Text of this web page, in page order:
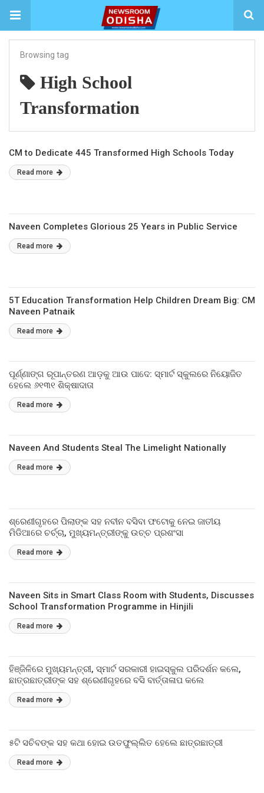
Browsing tag
High School
Transformation
CM to Dedicate 445 Transformed High Schools Today
Read more
Naveen Completes Glorious 25 Years in Public Service
Read more
5T Education Transformation Help Children Dream Big: CM
Naveen Patnaik
Read more
ପୂର୍ଣ୍ଣାଙ୍ଗ ରୂପାନ୍ତରଣ ଆଡ଼କୁ ଆଉ ପାଦେ: ସ୍ମାର୍ଟ ସ୍କୁଲରେ ନିୟୋଜିତ
ହେଲେ ୬୧୩୧ ଶିକ୍ଷାଦାତା
Read more
Naveen And Students Steal The Limelight Nationally
Read more
ଶ୍ରେଣୀଗୃହରେ ପିଲାଙ୍କ ସହ ନବୀନ ବସିବା ଫଟୋକୁ ନେଇ ଜାତୀୟ
ମିଡିଆରେ ଚର୍ଚ୍ଚା, ମୁଖ୍ୟମନ୍ତ୍ରୀଙ୍କୁ ଉଚ୍ଚ ପ୍ରଶଂସା
Read more
Naveen Sits in Smart Class Room with Students, Discusses
School Transformation Programme in Hinjili
Read more
ହିଞ୍ଜିଳିରେ ମୁଖ୍ୟମନ୍ତ୍ରୀ, ସ୍ମାର୍ଟ ସରକାରୀ ହାଇସ୍କୁଲ ପରିଦର୍ଶନ କଲେ,
ଛାତ୍ରଛାତ୍ରୀଙ୍କ ସହ ଶ୍ରେଣୀଗୃହରେ ବସି ବାର୍ତ୍ତାଳାପ କଲେ
Read more
୫ଟି ସଚିବଙ୍କ ସହ କଥା ହୋଇ ଉତଫୁଲ୍ଲିତ ହେଲେ ଛାତ୍ରଛାତ୍ରୀ
Read more